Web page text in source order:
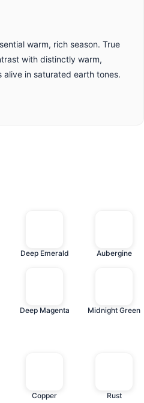
warm, rich season. True
with distinctly warm,
in saturated earth tones.
Deep Emerald Aubergine
Deep Magenta Midnight Green
Copper Rust